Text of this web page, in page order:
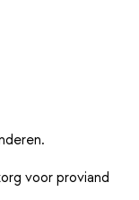
voor proviand